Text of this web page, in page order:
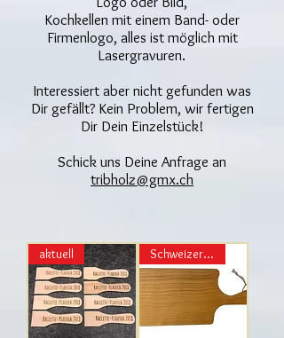
Kochkellen mit einem Band- oder
Firmenlogo, alles ist möglich mit
Lasergravuren.
Interessiert aber nicht gefunden was
Dir gefällt? Kein Problem, wir fertigen
Dir Dein Einzelstück!
Schick uns Deine Anfrage an
tribholz@gmx.ch
aktuell Schweizer Holz!